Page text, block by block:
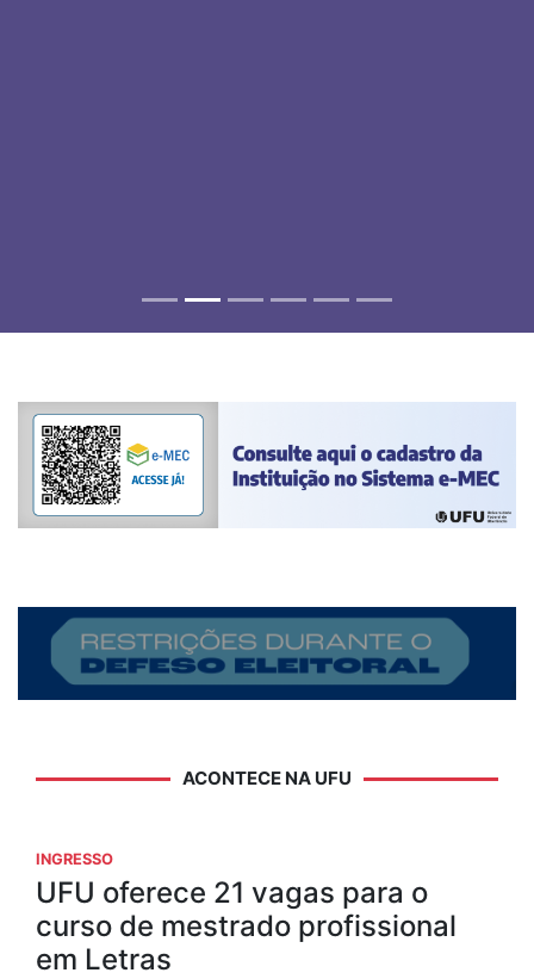
ACONTECE NA UFU
INGRESSO
UFU oferece 21 vagas para o
curso de mestrado profissional
em Letras